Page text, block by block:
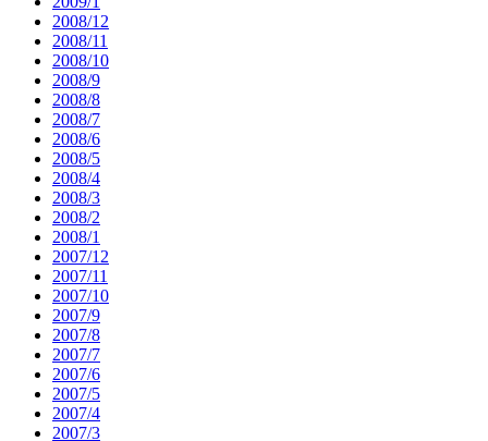
2008/12
2008/11
2008/10
2008/9
2008/8
2008/7
2008/6
2008/5
2008/4
2008/3
2008/2
2008/1
2007/12
2007/11
2007/10
2007/9
2007/8
2007/7
2007/6
2007/5
2007/4
2007/3